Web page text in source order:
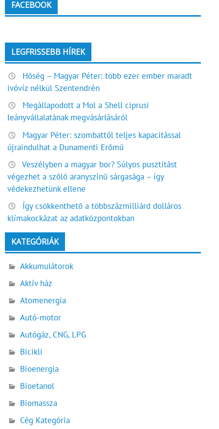
FACEBOOK
LEGFRISSEBB HÍREK
Hőség – Magyar Péter: több ezer ember maradt
ivóvíz nélkül Szentendrén
Megállapodott a Mol a Shell ciprusi
leányvállalatának megvásárlásáról
Magyar Péter: szombattól teljes kapacitással
újraindulhat a Dunamenti Erőmű
Veszélyben a magyar bor? Súlyos pusztítást
végezhet a szőlő aranyszínű sárgasága – így
védekezhetünk ellene
Így csökkenthető a többszázmilliárd dolláros
klímakockázat az adatközpontokban
KATEGÓRIÁK
Akkumulátorok
Aktív ház
Atomenergia
Autó-motor
Autógáz, CNG, LPG
Bicikli
Bioenergia
Bioetanol
Biomassza
Cég Kategória